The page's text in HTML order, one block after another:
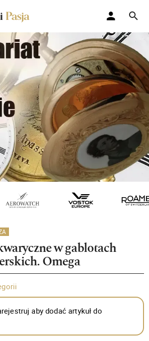
w gablotach
Omega
aby dodać artykuł do